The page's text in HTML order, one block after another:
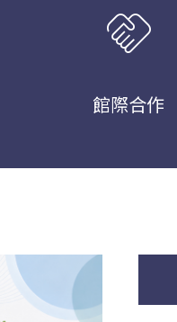
handshake
館際合作